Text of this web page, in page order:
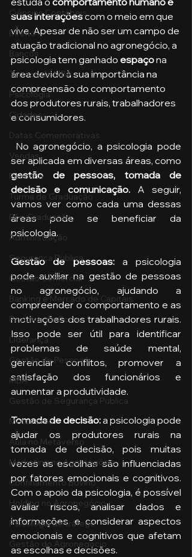
Ciências Contábeis
Direito
Bancos
Turmas de MBA
Psicologia
Cidades
Datas Comemorativas
Vendas
Pecuária
Turma de Graduação
Pós-Graduação
Administração
Segurança Publica
Gestão Comercial
Banking e Mercado de Capitais
Pecuária de Corte
Liderança
Gestão de Pessoas
MBA
Gestão de Segurança Publica
Metaverso
Aula no Metaverso
Marketing no Agronegócio
Confinamento Bovino
Holding no Agronegócio
Psicologia de tráfego
Gestão do Agronegócio
suas interações com o meio em que
vive. Apesar de não ser um campo de
atuação tradicional no agronegócio, a
psicologia tem ganhado espaço na
área devido à sua importância na
compreensão do comportamento
dos produtores rurais, trabalhadores
e consumidores.
gestão de pessoas, tomada de
decisão e comunicação. A seguir,
vamos ver como cada uma dessas
áreas pode se beneficiar da
psicologia.
Gestão de pessoas: a psicologia
pode auxiliar na gestão de pessoas
no agronegócio, ajudando a
compreender o comportamento e as
motivações dos trabalhadores rurais.
Isso pode ser útil para identificar
problemas de saúde mental,
gerenciar conflitos, promover a
satisfação dos funcionários e
aumentar a produtividade.
Tomada de decisão: a psicologia pode
ajudar os produtores rurais na
tomada de decisão, pois muitas
vezes as escolhas são influenciadas
por fatores emocionais e cognitivos.
Com o apoio da psicologia, é possível
avaliar riscos, analisar dados e
informações, e considerar aspectos
emocionais e cognitivos que afetam
as escolhas e decisões.